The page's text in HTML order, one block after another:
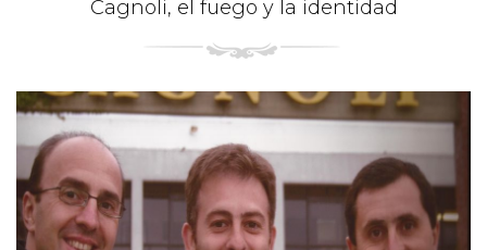
Cagnoli, el fuego y la identidad